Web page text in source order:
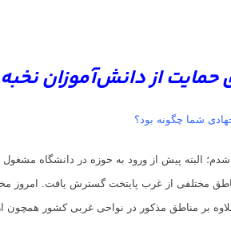
از دانش‌آموزان نخبه
شما چگونه بود؟
مختلفی از غرب پایتخت گسترش یافت.
بر مناطق مذکور در نواحی غربی کشور